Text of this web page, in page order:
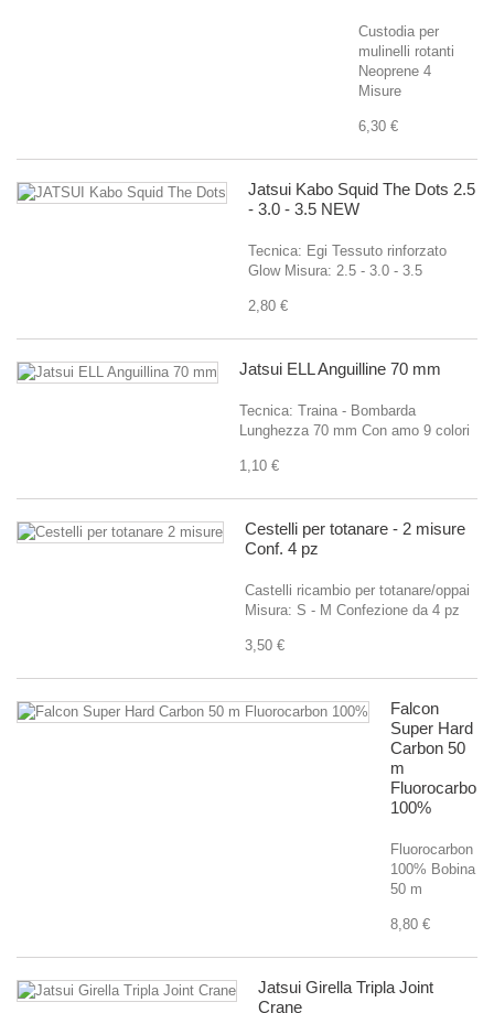
Custodia per
mulinelli rotanti
Neoprene 4
Misure
6,30 €
Jatsui Kabo Squid The Dots 2.5
- 3.0 - 3.5 NEW
Tecnica: Egi Tessuto rinforzato
Glow Misura: 2.5 - 3.0 - 3.5
2,80 €
Jatsui ELL Anguilline 70 mm
Tecnica: Traina - Bombarda
Lunghezza 70 mm Con amo 9 colori
1,10 €
Cestelli per totanare - 2 misure
Conf. 4 pz
Castelli ricambio per totanare/oppai
Misura: S - M Confezione da 4 pz
3,50 €
Falcon
Super Hard
Carbon 50
m
Fluorocarbon
100%
Fluorocarbon
100% Bobina
50 m
8,80 €
Jatsui Girella Tripla Joint
Crane